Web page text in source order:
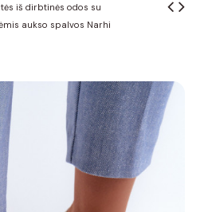
iš dirbtinės odos su
aukso spalvos Narhi